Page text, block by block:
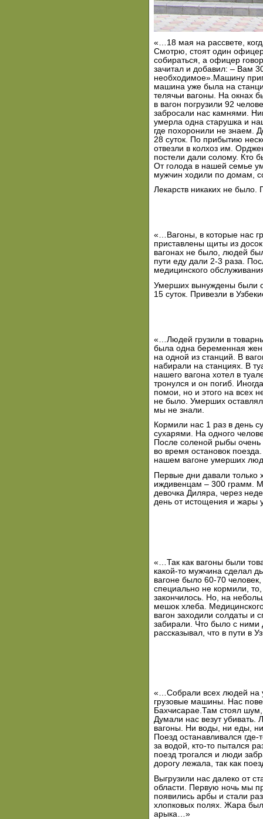
«…18 мая на рассвете,
Смотрю, стоят один
собираться, а офицер
зачитал и добавил: – Вам
необходимое».Машину
машина уже была на
телячьи вагоны. На окнах
в вагон погрузили 92
забросали нас камнями.
умерла одна старушка и
где похоронили не знаем.
28 суток. По прибытию
отвезли в колхоз им.
постели дали солому. Кто
От голода в нашей семье
мужчин ходили по домам,
Лекарств никаких не
«…Вагоны, в которые нас
приставлены щиты из
вагонах не было, людей
пути еду дали 2-3 раза.
медицинского
Умерших вынуждены были
15 суток. Привезли в
«…Людей грузили в
была одна беременная
на одной из станций. В
набирали на станциях. В
нашего вагона хотел в
тронулся и он погиб.
помои, но и этого на всех
не было. Умерших
мы не знали.
Кормили нас 1 раз в день
сухарями. На одного
После соленой рыбы очень
во время остановок
нашем вагоне умерших
Первые дни давали
иждивенцам – 300 грамм.
девочка Диляра, через
день от истощения и
«…Так как вагоны были
какой-то мужчина сделал
вагоне было 60-70
специально не кормили,
закончилось. Но, на
мешок хлеба.
вагон заходили солдаты и
забирали. Что было с
рассказывал, что в пути в
«…Собрали всех людей на
грузовые машины. Нас
Бахчисарае.Там стоял
Думали нас везут убивать.
вагоны. Ни воды, ни еды,
Поезд останавливался
за водой, кто-то пытался
поезд трогался и люди
дорогу лежала, так как
Выгрузили нас далеко от
области. Первую ночь мы
появились арбы и стали
хлопковых полях. Жара
арыка…»